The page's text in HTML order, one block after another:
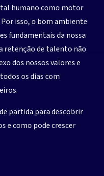
humano como motor
isso, o bom ambiente
fundamentais da nossa
retenção de talento não
dos nossos valores e
os dias com
partida para descobrir
e como pode crescer